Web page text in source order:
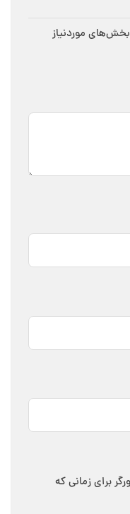
بخش‌های موردنیاز
برای زمانی که